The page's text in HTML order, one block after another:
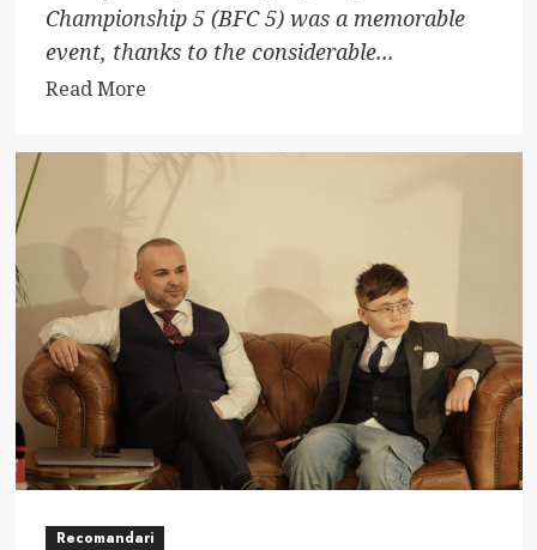
Championship 5 (BFC 5) was a memorable
event, thanks to the considerable...
Read MoreRead
about
EkoGroup
Eduard
Petrescu:
Transforming
Sporting
Experiences
5
Recomandari